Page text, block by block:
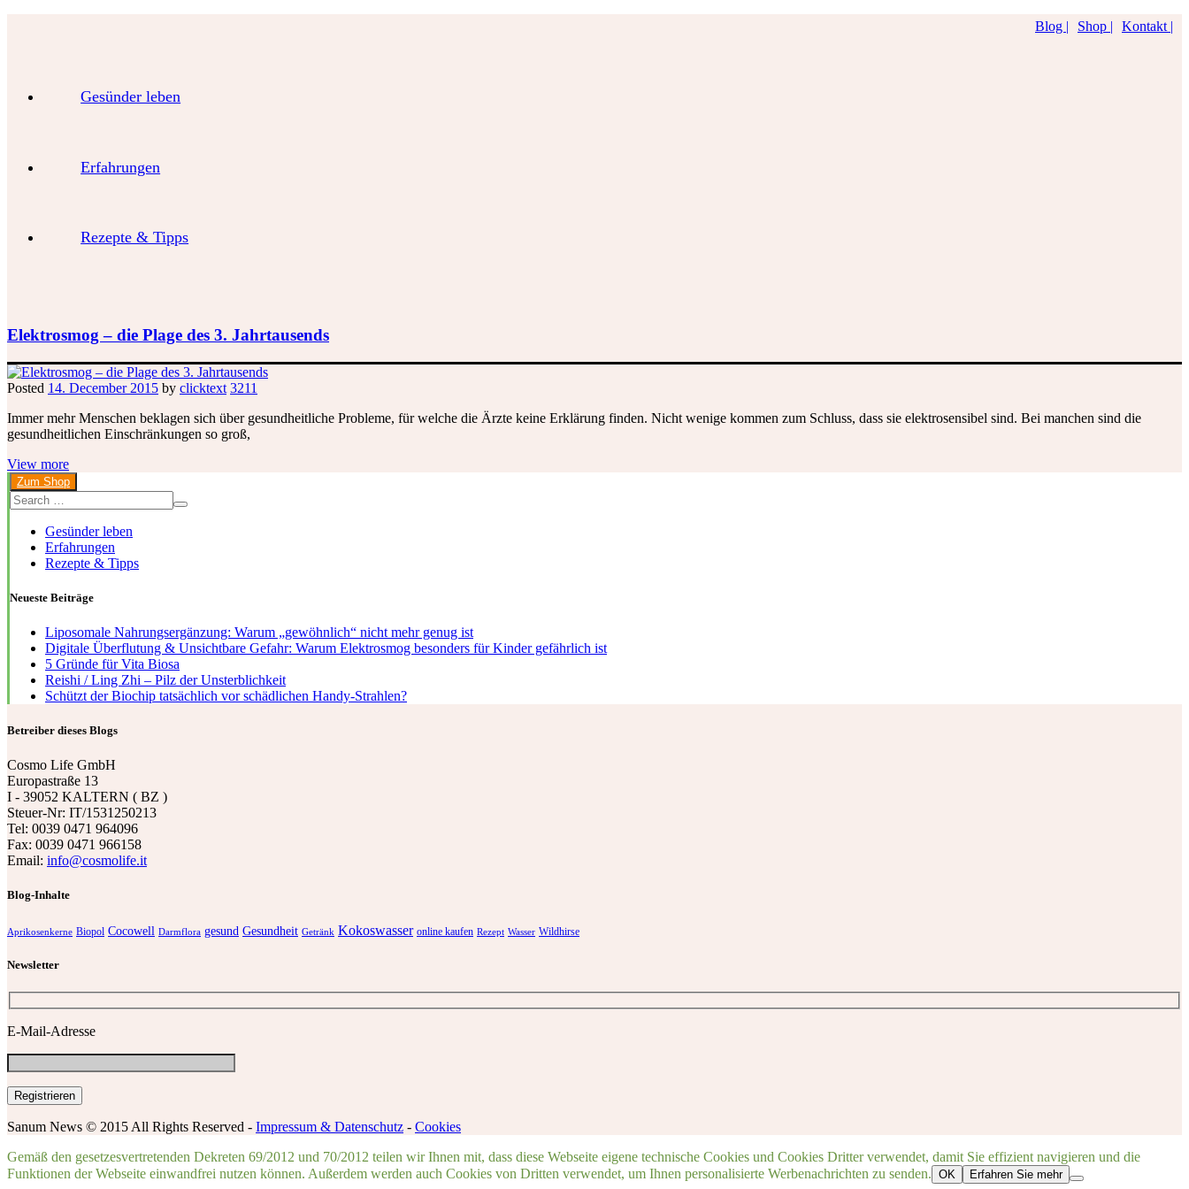
Blog | Shop | Kontakt |
Gesünder leben
Erfahrungen
Rezepte & Tipps
Elektrosmog – die Plage des 3. Jahrtausends
Posted 14. December 2015 by clicktext 3211
Immer mehr Menschen beklagen sich über gesundheitliche Probleme, für welche die Ärzte keine Erklärung finden. Nicht wenige kommen zum Schluss, dass sie elektrosensibel sind. Bei manchen sind die
gesundheitlichen Einschränkungen so groß,
View more
Zum Shop
Gesünder leben
Erfahrungen
Rezepte & Tipps
Neueste Beiträge
Liposomale Nahrungsergänzung: Warum „gewöhnlich“ nicht mehr genug ist
Digitale Überflutung & Unsichtbare Gefahr: Warum Elektrosmog besonders für Kinder gefährlich ist
5 Gründe für Vita Biosa
Reishi / Ling Zhi – Pilz der Unsterblichkeit
Schützt der Biochip tatsächlich vor schädlichen Handy-Strahlen?
Betreiber dieses Blogs
Cosmo Life GmbH
Europastraße 13
I - 39052 KALTERN ( BZ )
Steuer-Nr: IT/1531250213
Tel: 0039 0471 964096
Fax: 0039 0471 966158
Email: info@cosmolife.it
Blog-Inhalte
Aprikosenkerne Biopol Cocowell Darmflora gesund Gesundheit Getränk Kokoswasser online kaufen Rezept Wasser Wildhirse
Newsletter
E-Mail-Adresse
Sanum News © 2015 All Rights Reserved - Impressum & Datenschutz - Cookies
Gemäß den gesetzesvertretenden Dekreten 69/2012 und 70/2012 teilen wir Ihnen mit, dass diese Webseite eigene technische Cookies und Cookies Dritter verwendet, damit Sie effizient navigieren und die
Funktionen der Webseite einwandfrei nutzen können. Außerdem werden auch Cookies von Dritten verwendet, um Ihnen personalisierte Werbenachrichten zu senden. OK Erfahren Sie mehr